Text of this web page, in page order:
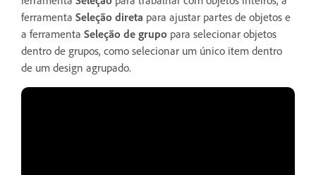
ferramenta Seleção direta para ajustar partes de objetos e
a ferramenta Seleção de grupo para selecionar objetos
dentro de grupos, como selecionar um único item dentro
de um design agrupado.